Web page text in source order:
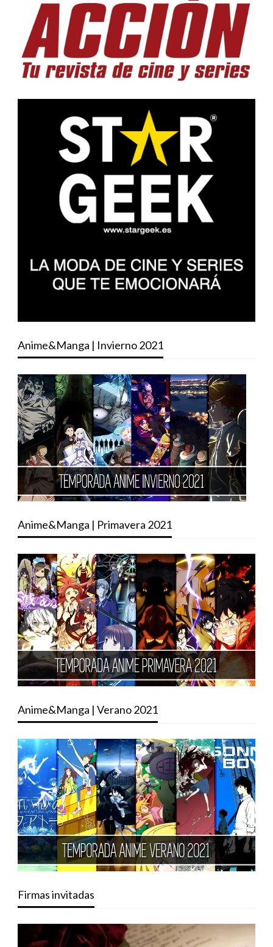
Anime&Manga | Invierno 2021
Anime&Manga | Primavera 2021
Anime&Manga | Verano 2021
Firmas invitadas